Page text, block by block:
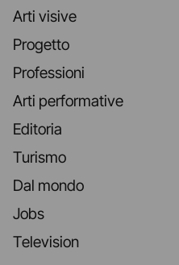
Arti visive
Progetto
Professioni
Arti performative
Editoria
Turismo
Dal mondo
Jobs
Television